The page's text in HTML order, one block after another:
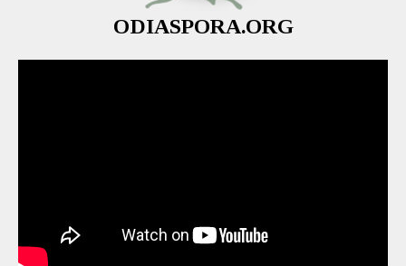
ODIASPORA.ORG